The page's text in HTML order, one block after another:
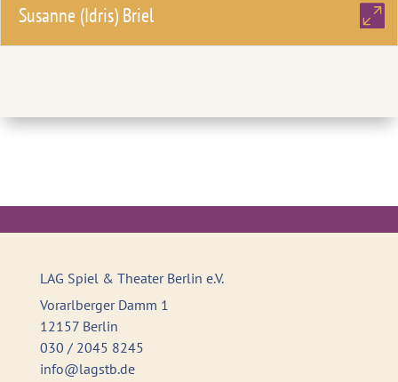
Susanne (Idris) Briel
LAG Spiel & Theater Berlin e.V.
Vorarlberger Damm 1
12157 Berlin
030 / 2045 8245
info@lagstb.de